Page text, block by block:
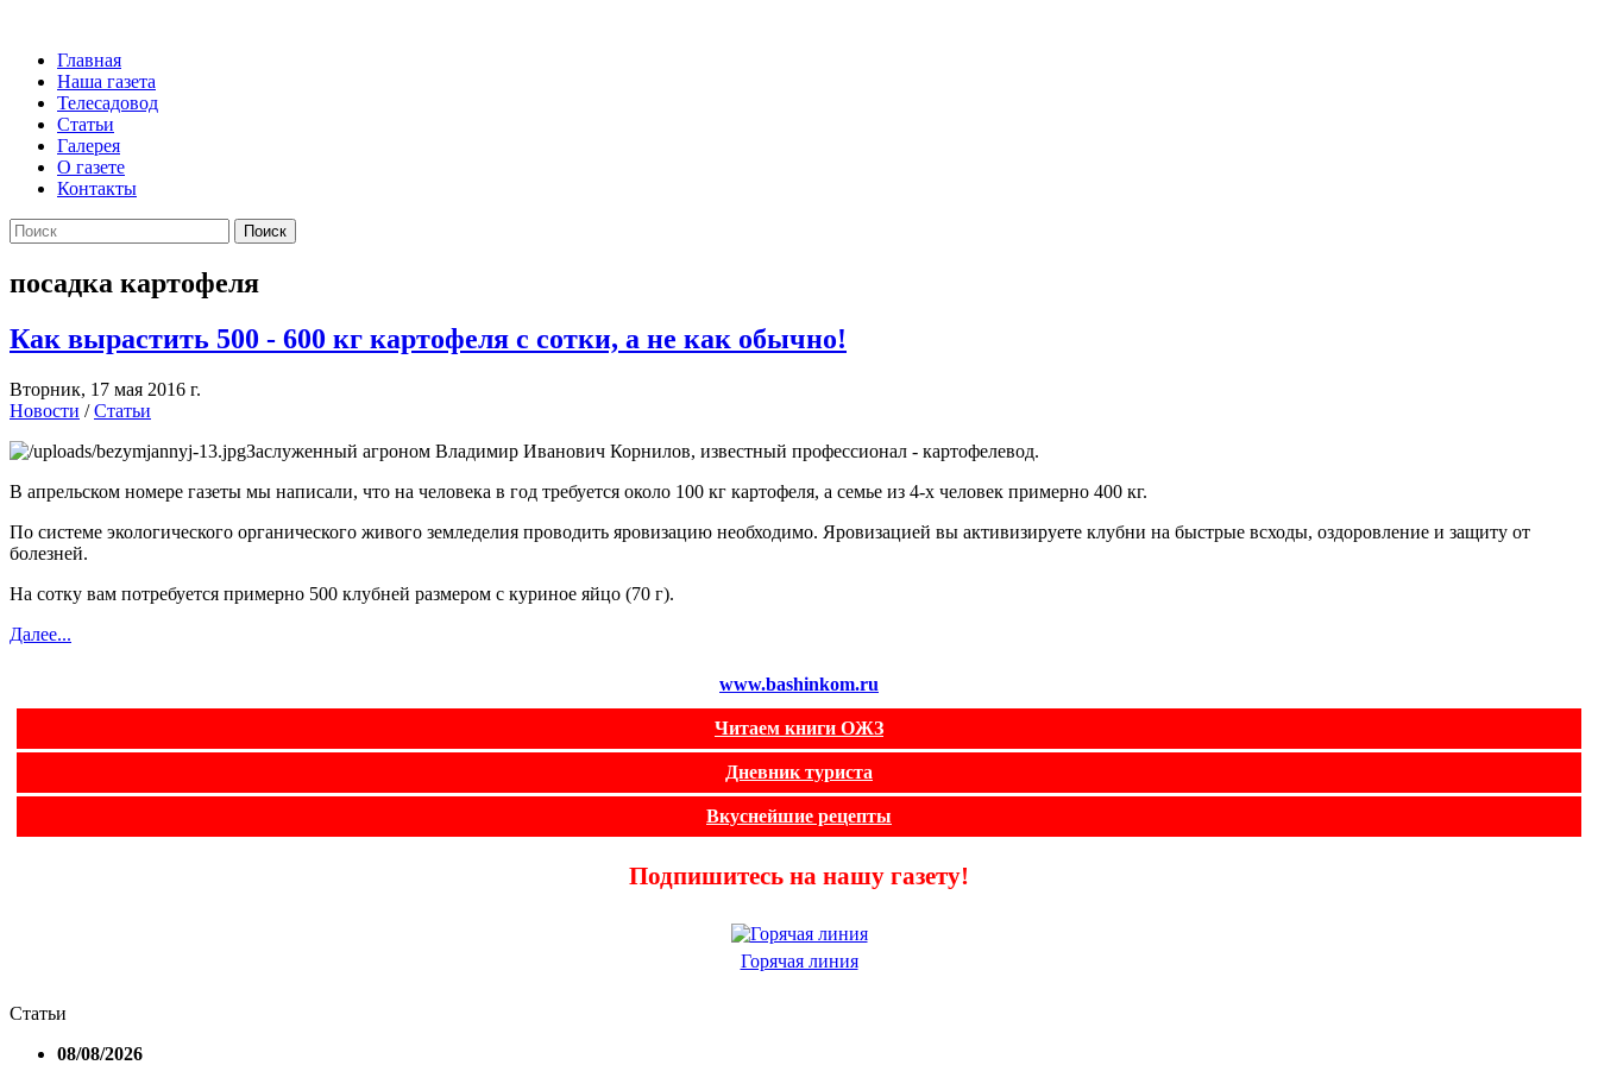
Главная
Наша газета
Телесадовод
Статьи
Галерея
О газете
Контакты
Поиск
посадка картофеля
Как вырастить 500 - 600 кг картофеля с сотки, а не как обычно!
Вторник, 17 мая 2016 г.
Новости /Статьи
Заслуженный агроном Владимир Иванович Корнилов, известный профессионал - картофелевод.
В апрельском номере газеты мы написали, что на человека в год требуется около 100 кг картофеля, а семье из 4-х человек примерно 400 кг.
По системе экологического органического живого земледелия проводить яровизацию необходимо. Яровизацией вы активизируете клубни на быстрые всходы, оздоровление и защиту от
болезней.
На сотку вам потребуется примерно 500 клубней размером с куриное яйцо (70 г).
Далее...
www.bashinkom.ru
Читаем книги ОЖЗ
Дневник туриста
Вкуснейшие рецепты
Подпишитесь на нашу газету!
Горячая линия
Статьи
08/08/2026